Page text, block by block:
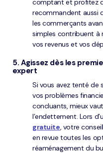
recommandent aussi
les commerçants
simples contribuent à
vos revenus et vos
5. Agissez dès les
expert
Si vous avez tenté de
vos problèmes
concluants, mieux
l’endettement. Lors
gratuite, votre
en revue toutes les
réaménagement du